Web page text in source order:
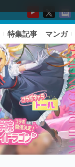
特集記事 マンガ